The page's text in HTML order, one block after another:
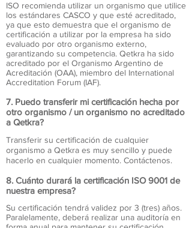
ISO recomienda utilizar un organismo que utilice
los estándares CASCO y que esté acreditado,
ya que esto demuestra que el organismo de
certificación a utilizar por la empresa ha sido
evaluado por otro organismo externo,
garantizando su competencia. Qetkra ha sido
acreditado por el Organismo Argentino de
Acreditación (OAA), miembro del International
Accreditation Forum (IAF).
7. Puedo transferir mi certificación hecha por
otro organismo / un organismo no acreditado
a Qetkra?
Transferir su certificación de cualquier
organismo a Qetkra es muy sencillo y puede
hacerlo en cualquier momento. Contáctenos.
8. Cuánto durará la certificación ISO 9001 de
nuestra empresa?
Su certificación tendrá validez por 3 (tres) años.
Paralelamente, deberá realizar una auditoría en